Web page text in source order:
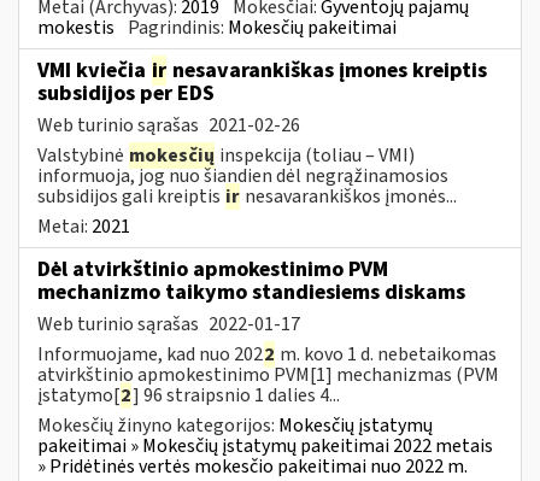
Metai (Archyvas): 2019 Mokesčiai:Gyventojų pajamų
mokestis Pagrindinis: Mokesčių pakeitimai
VMI kviečia ir nesavarankiškas įmones kreiptis
subsidijos per EDS
Web turinio sąrašas 2021-02-26
Valstybinė mokesčių inspekcija (toliau – VMI)
informuoja, jog nuo šiandien dėl negrąžinamosios
subsidijos gali kreiptis ir nesavarankiškos įmonės...
Metai: 2021
Dėl atvirkštinio apmokestinimo PVM
mechanizmo taikymo standiesiems diskams
Web turinio sąrašas 2022-01-17
Informuojame, kad nuo 2022 m. kovo 1 d. nebetaikomas
atvirkštinio apmokestinimo PVM[1] mechanizmas (PVM
įstatymo[2] 96 straipsnio 1 dalies 4...
Mokesčių žinyno kategorijos: Mokesčių įstatymų
pakeitimai » Mokesčių įstatymų pakeitimai 2022 metais
» Pridėtinės vertės mokesčio pakeitimai nuo 2022 m.